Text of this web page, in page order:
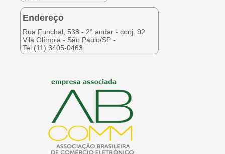
Endereço
Rua Funchal, 538 - 2° andar - conj. 92
Vila Olímpia - São Paulo/SP -
Tel:(11) 3405-0463